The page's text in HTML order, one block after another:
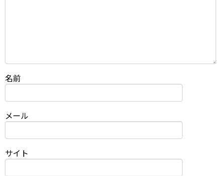
名前
メール
サイト